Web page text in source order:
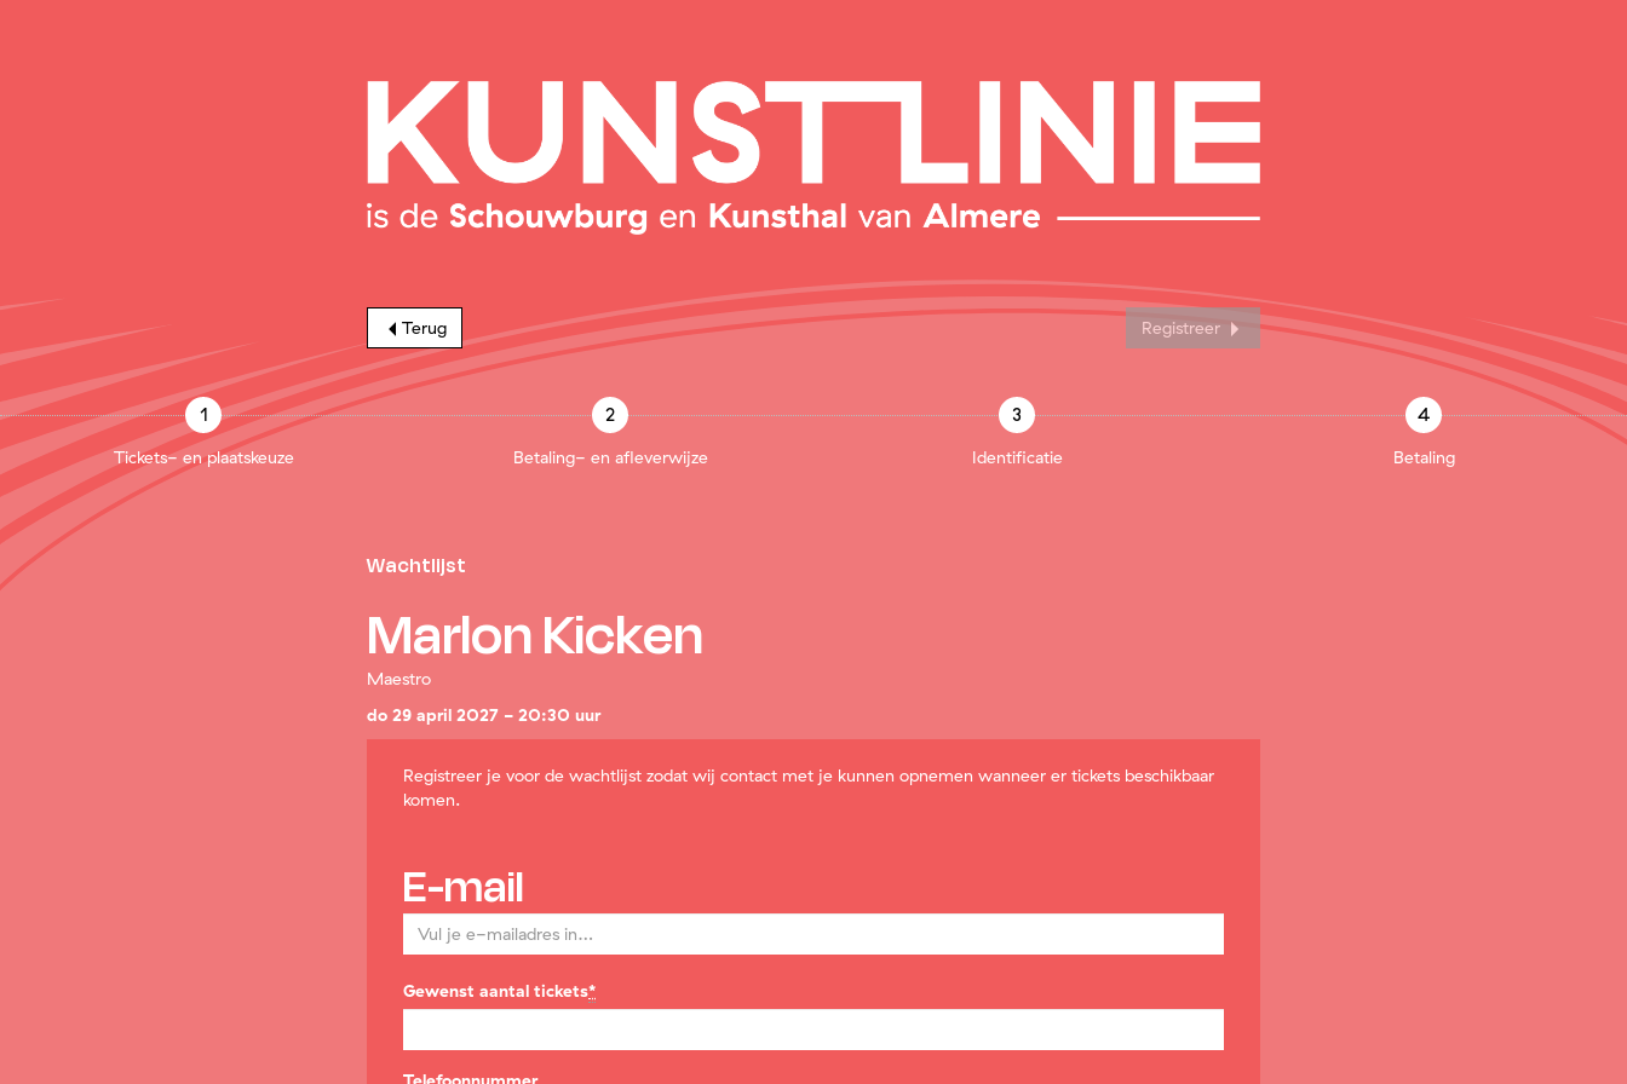
Terug Registreer
1
Tickets- en plaatskeuze
2
Betaling- en afleverwijze
3
Identificatie
4
Betaling
Wachtlijst
Marlon Kicken
Maestro
do 29 april 2027 - 20:30 uur
Registreer je voor de wachtlijst zodat wij contact met je kunnen opnemen wanneer er tickets beschikbaar
komen.
E-mail
Gewenst aantal tickets*
Verplicht